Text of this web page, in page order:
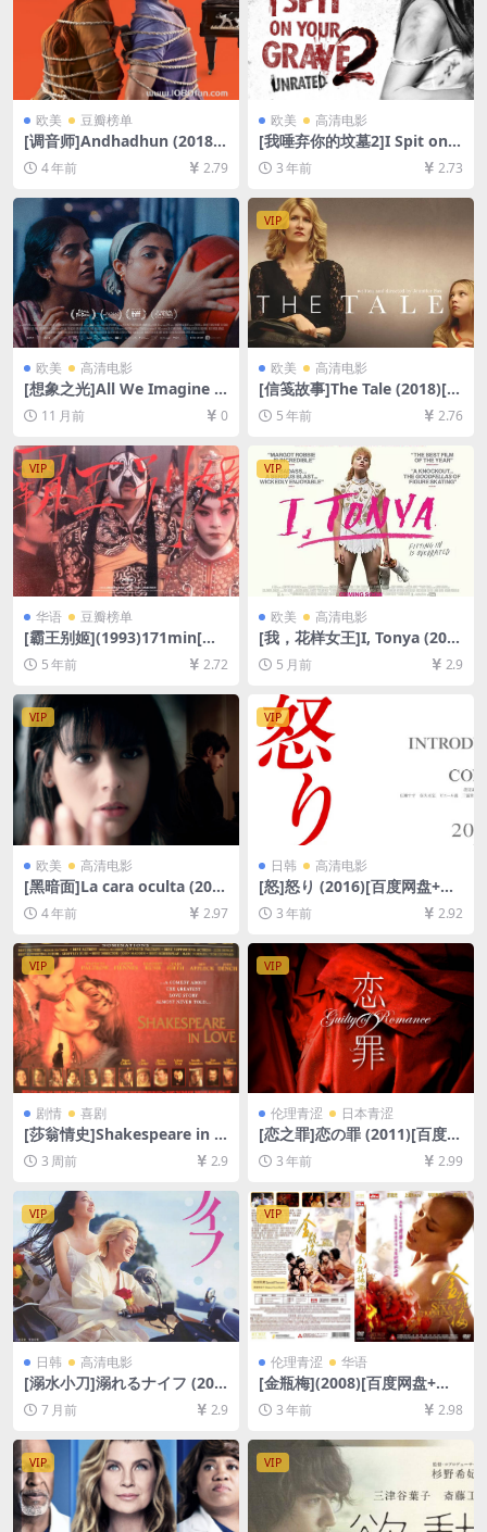
欧美 豆瓣榜单
[调音师]Andhadhun (2018)
[百度网盘+迅雷云盘资源1080
P超清未删减][MP4/8.8GB][中
4 年前 2.79
欧美 高清电影
[我唾弃你的坟墓2]I Spit on Y
our Grave 2 (2013)[百度网盘
+迅雷云盘资源1080P超清未
3 年前 2.73
欧美 高清电影
[想象之光]All We Imagine a
s Light (2024)[百度网盘+夸
克网盘1080P超清未删减资源]
[网盘在线播放/下载][MP4/7.
8GB][中文字幕]
11 月前 0
VIP
欧美 高清电影
[信笺故事]The Tale (2018)[百
度网盘+迅雷云盘资源1080P
超清未删减][MP4/7.5GB][中
英字幕]
5 年前 2.76
VIP
华语 豆瓣榜单
[霸王别姬](1993)171min[百
度网盘+迅雷云盘资源1080P
超清未删减][MP4/10GB][原
声中字]
5 年前 2.72
VIP
欧美 高清电影
[我，花样女王]I, Tonya (201
7)[百度网盘+夸克网盘1080P
超清未删减资源][网盘在线播
放/下载][MP4/7.4GB][中英字
幕]
5 月前 2.9
VIP
欧美 高清电影
[黑暗面]La cara oculta (201
1)[百度网盘+迅雷云盘资源10
80P超清未删减][MP4/5.8GB]
4 年前 2.97
VIP
日韩 高清电影
[怒]怒り (2016)[百度网盘+夸
克网盘1080P超清未删减资源]
[网盘在线播放/下载][MP4/8.
3 年前 2.92
VIP
剧情 喜剧
[莎翁情史]Shakespeare in L
ove (1998)[百度网盘+夸克网
盘1080P超清未删减资源][网
盘在线播放/下载][MP4/8.4G
B][中英字幕]
3 周前 2.9
VIP
伦理青涩 日本青涩
[恋之罪]恋の罪 (2011)[百度网
盘+夸克网盘资源1080P超清
未删减][MP4/8.7GB][日语中
3 年前 2.99
VIP
日韩 高清电影
[溺水小刀]溺れるナイフ (201
6)[百度网盘+夸克网盘1080P
超清未删减资源][网盘在线播
放/下载][MP4/8GB][中文字
幕]
7 月前 2.9
VIP
伦理青涩 华语
[金瓶梅](2008)[百度网盘+迅
雷云盘1080P超清未删减资源]
[网盘下载][MP4/5.7GB][粤语
中字]【手机/平板无法在线播
放，请使用电脑下载防和谐压
缩包（含解压密码）】
3 年前 2.98
VIP VIP